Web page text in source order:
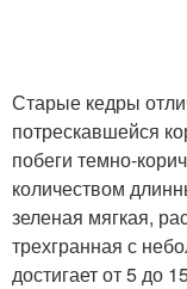
Старые кедры
потрескавшейся
побеги темно-
количеством
зеленая мягкая,
трехгранная с
достигает от 5 до